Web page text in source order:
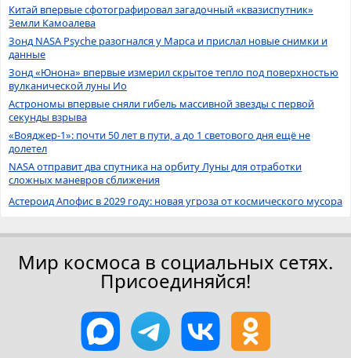
Китай впервые сфотографировал загадочный «квазиспутник»
Земли Камоалева
Зонд NASA Psyche разогнался у Марса и прислал новые снимки и
данные
Зонд «Юнона» впервые измерил скрытое тепло под поверхностью
вулканической луны Ио
Астрономы впервые сняли гибель массивной звезды с первой
секунды взрыва
«Вояджер-1»: почти 50 лет в пути, а до 1 светового дня ещё не
долетел
NASA отправит два спутника на орбиту Луны для отработки
сложных маневров сближения
Астероид Апофис в 2029 году: новая угроза от космического мусора
Мир космоса в социальных сетях.
Присоединяйся!